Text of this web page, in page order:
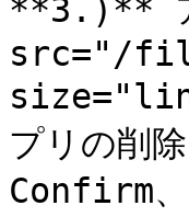
**3.)** ア
src="/
プリの削
Confirm、